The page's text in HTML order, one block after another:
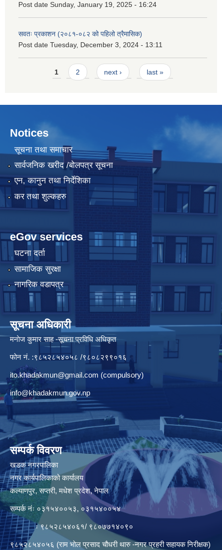
Post date Sunday, January 19, 2025 - 16:24
सवतः प्रकाशन (२०८१-०८२ को पहिलो त्रैमासिक)
Post date Tuesday, December 3, 2024 - 13:11
Pages1 2 next › last »
Notices
सूचना तथा समाचार
सार्वजनिक खरीद /बोलपत्र सूचना
एन, कानुन तथा निर्देशिका
कर तथा शुल्कहरु
eGov services
घटना दर्ता
सामाजिक सुरक्षा
नागरिक वडापत्र
सूचना अधिकारी
मनाेज कुमार साह -सूचना प्रविधि अधिकृत
फोन नं. :९८५२८५४०५८ /९८०८२९९०१६
ito.khadakmun@gmail.com (compulsory)
info@khadakmun.gov.np
सम्पर्क विवरण
खडक नगरपालिका
नगर कार्यपालिकाको कार्यालय
कल्याणपुर, सप्तरी, मधेश प्रदेश, नेपाल
सम्पर्क नंः ०३१५४००५३, ०३१५४००५४
ः ९८५२८५४०६१/ ९८०७७१४०९०
९८५२८५४०५६ (राम भोल प्रसाद चौधरी थारु -नगर प्रहरी सहायक निरीक्षक)